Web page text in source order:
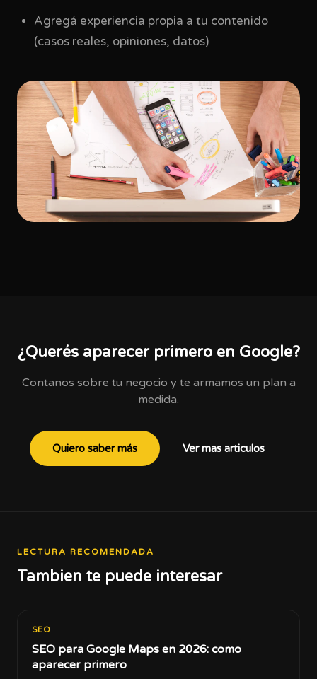
Agregá experiencia propia a tu contenido
(casos reales, opiniones, datos)
¿Querés aparecer primero en Google?
Contanos sobre tu negocio y te armamos un plan a
medida.
Quiero saber más Ver mas articulos
LECTURA RECOMENDADA
Tambien te puede interesar
SEO
SEO para Google Maps en 2026: como
aparecer primero